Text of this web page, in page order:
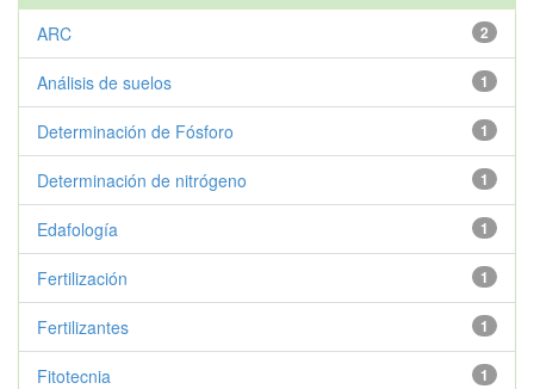
2
ARC
1
Análisis de suelos
1
Determinación de Fósforo
1
Determinación de nitrógeno
1
Edafología
1
Fertilización
1
Fertilizantes
1
Fitotecnia